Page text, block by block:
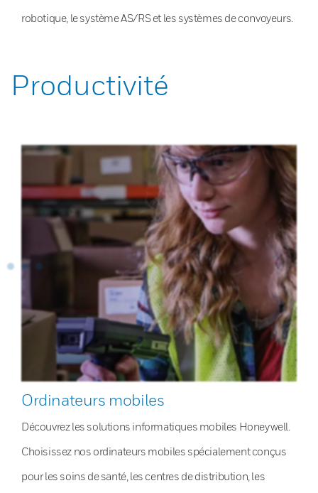
robotique, le système AS/RS et les systèmes de convoyeurs.
Productivité
Ordinateurs mobiles
Découvrez les solutions informatiques mobiles Honeywell.
Choisissez nos ordinateurs mobiles spécialement conçus
pour les soins de santé, les centres de distribution, les